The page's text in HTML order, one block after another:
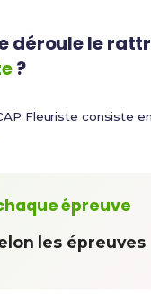
déroule le
?
Fleuriste consiste en
épreuve
les épreuves